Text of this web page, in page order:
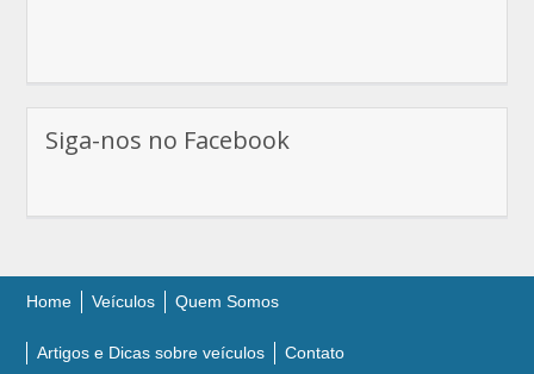
Siga-nos no Facebook
Home Veículos Quem Somos
Artigos e Dicas sobre veículos Contato